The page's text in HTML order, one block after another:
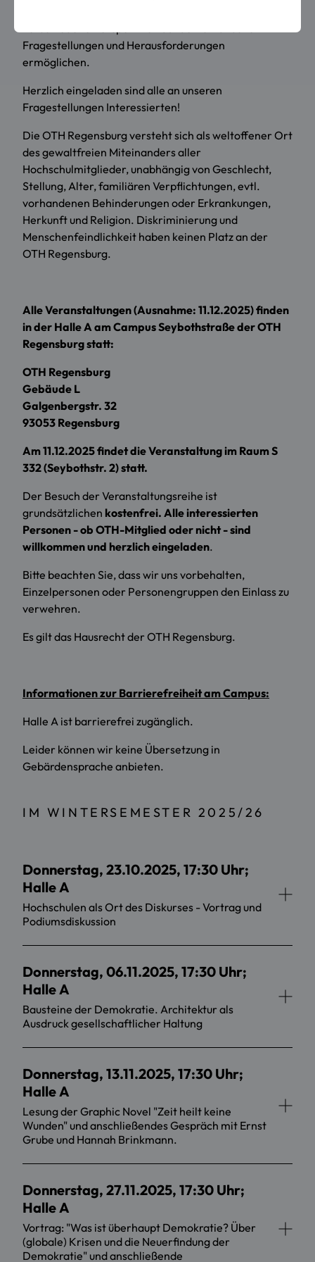
Fragestellungen und Herausforderungen
ermöglichen.
Herzlich eingeladen sind alle an unseren
Fragestellungen Interessierten!
Die OTH Regensburg versteht sich als weltoffener Ort
des gewaltfreien Miteinanders aller
Hochschulmitglieder, unabhängig von Geschlecht,
Stellung, Alter, familiären Verpflichtungen, evtl.
vorhandenen Behinderungen oder Erkrankungen,
Herkunft und Religion. Diskriminierung und
Menschenfeindlichkeit haben keinen Platz an der
OTH Regensburg.
Alle Veranstaltungen (Ausnahme: 11.12.2025) finden
in der Halle A am Campus Seybothstraße der OTH
Regensburg statt:
OTH Regensburg
Gebäude L
Galgenbergstr. 32
93053 Regensburg
Am 11.12.2025 findet die Veranstaltung im Raum S
332 (Seybothstr. 2) statt.
Der Besuch der Veranstaltungsreihe ist
grundsätzlichen kostenfrei. Alle interessierten
Personen - ob OTH-Mitglied oder nicht - sind
willkommen und herzlich eingeladen.
Bitte beachten Sie, dass wir uns vorbehalten,
Einzelpersonen oder Personengruppen den Einlass zu
verwehren.
Es gilt das Hausrecht der OTH Regensburg.
Informationen zur Barrierefreiheit am Campus:
Halle A ist barrierefrei zugänglich.
Leider können wir keine Übersetzung in
Gebärdensprache anbieten.
IM WINTERSEMESTER 2025/26
Donnerstag, 23.10.2025, 17:30 Uhr;
Halle A
Hochschulen als Ort des Diskurses - Vortrag und
Podiumsdiskussion
Donnerstag, 06.11.2025, 17:30 Uhr;
Halle A
Bausteine der Demokratie. Architektur als
Ausdruck gesellschaftlicher Haltung
Donnerstag, 13.11.2025, 17:30 Uhr;
Halle A
Lesung der Graphic Novel "Zeit heilt keine
Wunden" und anschließendes Gespräch mit Ernst
Grube und Hannah Brinkmann.
Donnerstag, 27.11.2025, 17:30 Uhr;
Halle A
Vortrag: "Was ist überhaupt Demokratie? Über
(globale) Krisen und die Neuerfindung der
Demokratie" und anschließende